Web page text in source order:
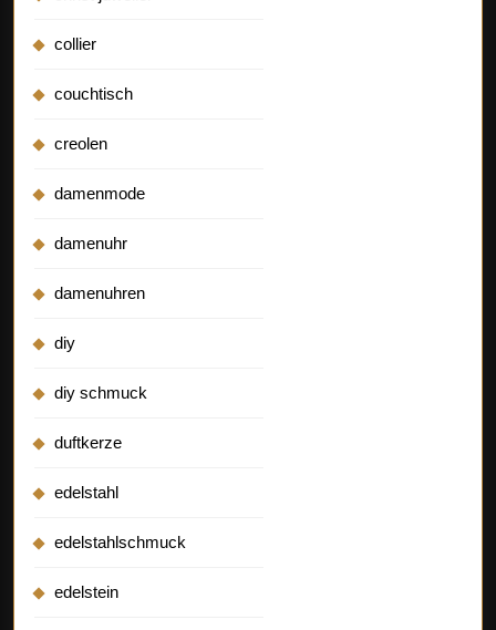
collier
couchtisch
creolen
damenmode
damenuhr
damenuhren
diy
diy schmuck
duftkerze
edelstahl
edelstahlschmuck
edelstein